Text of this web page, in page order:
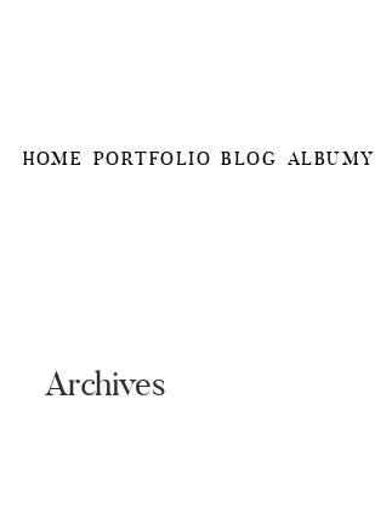
HOME PORTFOLIO BLOG ALBUMY
Archives